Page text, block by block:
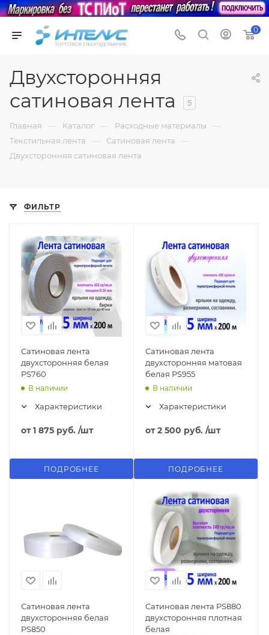
0
Двухсторонняя
сатиновая лента
5
Главная — Каталог — Расходные материалы —
Текстильная лента — Сатиновая лента —
Двухсторонняя сатиновая лента
ФИЛЬТР
Сатиновая лента
двухсторонняя белая
PS760
В наличии
Характеристики
от1 875 руб. /шт
ПОДРОБНЕЕ
Сатиновая лента
двухсторонняя матовая
белая PS955
В наличии
Характеристики
от2 500 руб. /шт
ПОДРОБНЕЕ
Сатиновая лента
двухсторонняя белая
PS850
Сатиновая лента PS880
двухсторонняя плотная
белая